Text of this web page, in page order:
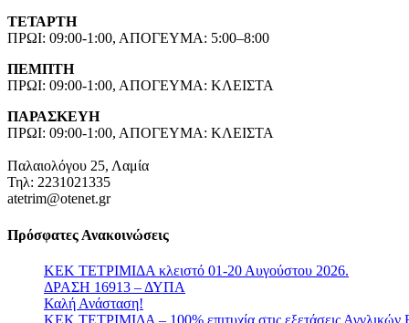
ΤΕΤΑΡΤΗ
ΠΡΩΙ: 09:00-1:00, ΑΠΟΓΕΥΜΑ: 5:00–8:00
ΠΕΜΠΤΗ
ΠΡΩΙ: 09:00-1:00, ΑΠΟΓΕΥΜΑ: ΚΛΕΙΣΤΑ
ΠΑΡΑΣΚΕΥΗ
ΠΡΩΙ: 09:00-1:00, ΑΠΟΓΕΥΜΑ: ΚΛΕΙΣΤΑ
Παλαιολόγου 25, Λαμία
Τηλ: 2231021335
atetrim@otenet.gr
Πρόσφατες Ανακοινώσεις
ΚΕΚ ΤΕΤΡΙΜΙΔΑ κλειστό 01-20 Αυγούστου 2026.
ΔΡΑΣΗ 16913 – ΔΥΠΑ
Καλή Ανάσταση!
ΚΕΚ ΤΕΤΡΙΜΙΔΑ – 100% επιτυχία στις εξετάσεις